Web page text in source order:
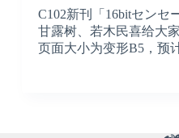
C102新刊「16bitセンセ
甘露树、若木民喜给大
页面大小为变形B5，预